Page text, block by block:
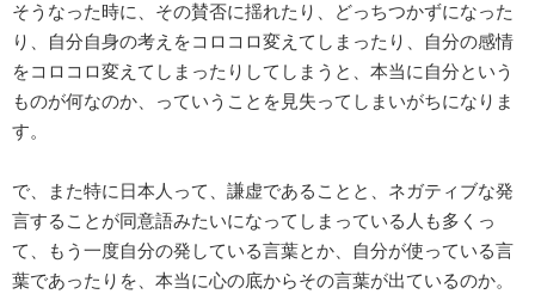
そうなった時に、その賛否に揺れたり、どっちつかずになった
り、自分自身の考えをコロコロ変えてしまったり、自分の感情
をコロコロ変えてしまったりしてしまうと、本当に自分という
ものが何なのか、っていうことを見失ってしまいがちになりま
す。
で、また特に日本人って、謙虚であることと、ネガティブな発
言することが同意語みたいになってしまっている人も多くっ
て、もう一度自分の発している言葉とか、自分が使っている言
葉であったりを、本当に心の底からその言葉が出ているのか。